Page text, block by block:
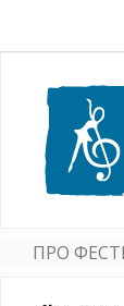
ПРО